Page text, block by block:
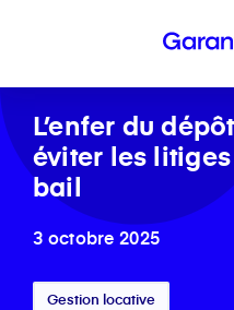
L’enfer du
éviter les
bail
3 octobre 2025
Gestion locative